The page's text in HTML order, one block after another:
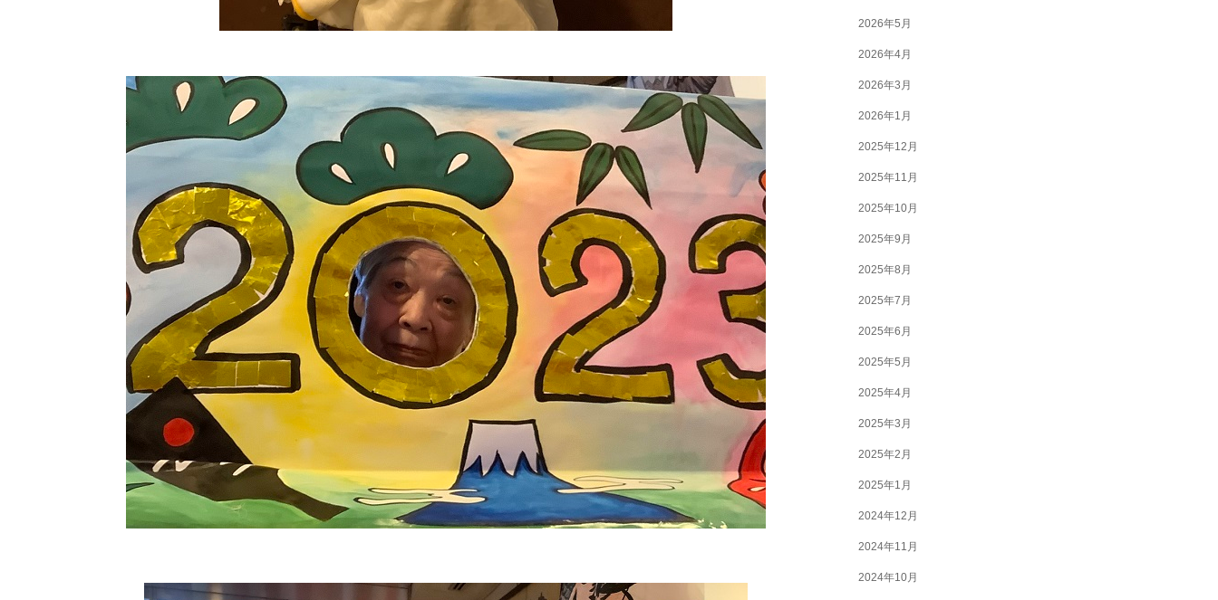
2026年5月
2026年4月
2026年3月
2026年1月
2025年12月
2025年11月
2025年10月
2025年9月
2025年8月
2025年7月
2025年6月
2025年5月
2025年4月
2025年3月
2025年2月
2025年1月
2024年12月
2024年11月
2024年10月